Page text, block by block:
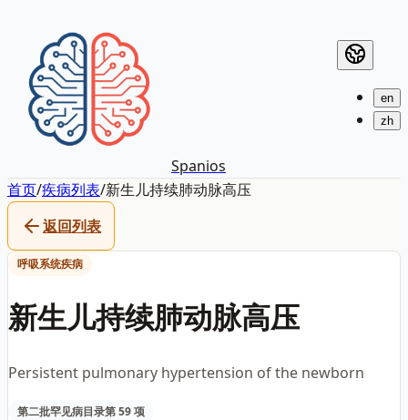
Spanios
en
zh
首页/疾病列表/新生儿持续肺动脉高压
返回列表
呼吸系统疾病
新生儿持续肺动脉高压
Persistent pulmonary hypertension of the newborn
第二批罕见病目录第 59 项